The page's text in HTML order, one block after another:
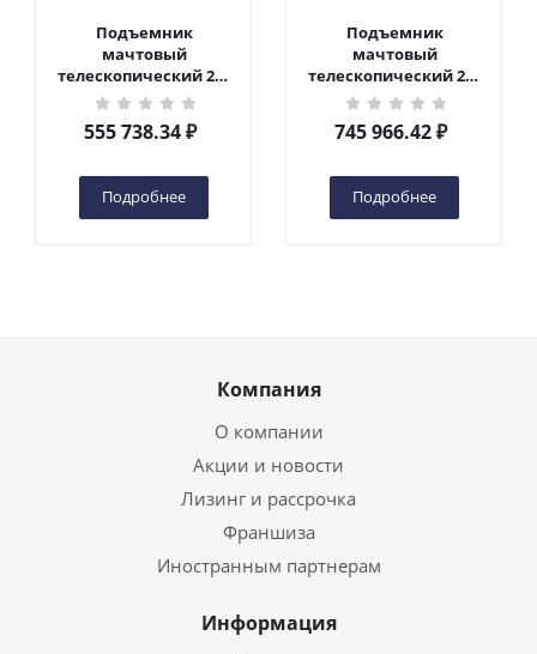
Подъемник
мачтовый
телескопический 200
кг 6 м TOR GTWY6-200S
DC 2-мачтовый
(автономный) (G) в
555 738.34₽
Подробнее
Подъемник
мачтовый
телескопический 200
кг 10 м TOR GTWY10-
200S DC 2-мачтовый
(автономный) (N) в
745 966.42₽
Подробнее
Компания
О компании
Акции и новости
Лизинг и рассрочка
Франшиза
Иностранным партнерам
Информация